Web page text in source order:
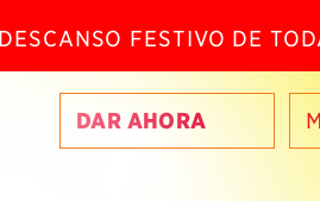
FESTIVO DE
DAR AHORA